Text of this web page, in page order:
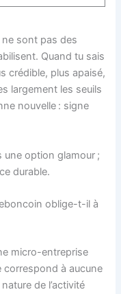
ne sont pas des
Quand tu sais
crédible, plus apaisé,
largement les seuils
nouvelle : signe
une option glamour ;
durable.
oblige-t-il à
micro-entreprise
à aucune
de l’activité